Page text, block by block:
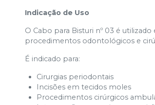
Indicação de Uso
O Cabo para Bisturi nº 03 é
procedimentos odontológicos e
É indicado para:
Cirurgias periodontais
Incisões em tecidos moles
Procedimentos cirúrgicos